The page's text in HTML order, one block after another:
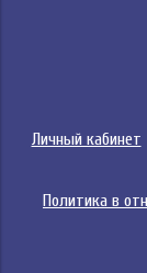
Личный кабинет
Политика в